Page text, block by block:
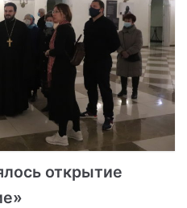
открытие